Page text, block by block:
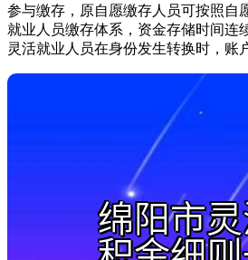
参与缴存，原自愿缴存人员可按照自
就业人员缴存体系，资金存储时间连
灵活就业人员在身份发生转换时，账